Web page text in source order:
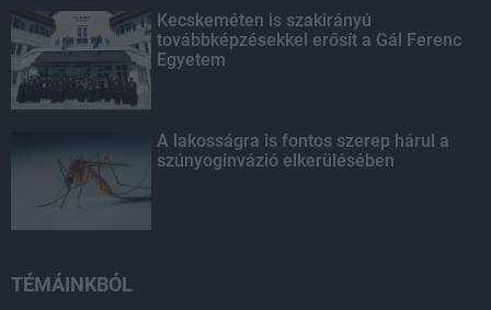
Kecskeméten is szakirányú
továbbképzésekkel erősít a Gál Ferenc
Egyetem
A lakosságra is fontos szerep hárul a
szúnyoginvázió elkerülésében
TÉMÁINKBÓL